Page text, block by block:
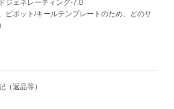
ジェネレーティング-7.0
ピボット/キールテンプレートのため、どのサ
（返品等）